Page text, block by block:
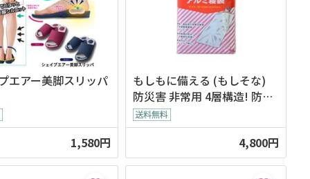
エアー美脚スリッパ
1,580円
もしもに備える (もしそな)
防災害 非常用 4層構造! 防
寒・防風 アルミ寝袋
4,800円